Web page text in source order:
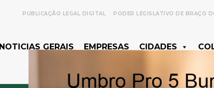
PUBLICAÇÃO LEGAL DIGITAL PODER LEGISLATIVO DE BRAÇO
NOTICIAS GERAIS EMPRESAS CIDADES